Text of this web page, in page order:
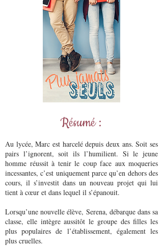
Résumé :
Au lycée, Marc est harcelé depuis deux ans. Soit ses
pairs l’ignorent, soit ils l’humilient. Si le jeune
homme réussit à tenir le coup face aux moqueries
incessantes, c’est uniquement parce qu’en dehors des
cours, il s’investit dans un nouveau projet qui lui
tient à cœur et dans lequel il s’épanouit.
Lorsqu’une nouvelle élève, Serena, débarque dans sa
classe, elle intègre aussitôt le groupe des filles les
plus populaires de l’établissement, également les
plus cruelles.